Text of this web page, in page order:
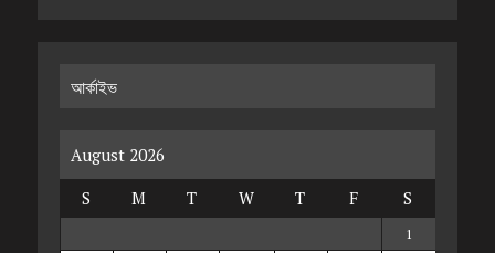
আর্কাইভ
August 2026
S
M T W T F S
1